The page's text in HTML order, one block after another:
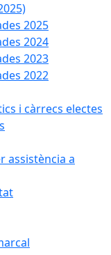
2025
2024
2023
2022
i càrrecs electes
assistència a